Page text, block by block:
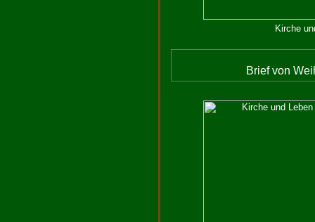
Kirche
Brief von